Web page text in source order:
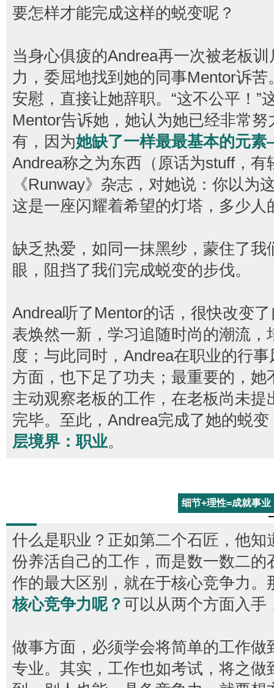
要怎样才能完成这样的蜕变呢？
当身心俱疲的Andrea再一次被老板
力，委屈地找到她的同事Mentor诉
安慰，直接让她辞职。“这不公平！”
Mentor告诉她，她认为她已经非常
有，因为她缺了一样最最基本的元
Andrea称之为东西（原话为stuff，有
《Runway》杂志，对她说：你以为
这是一座闪耀着希望的灯塔，多少人
缺乏热爱，如同一抹黑纱，蒙住了
眼，阻挡了我们完成蜕变的步伐。
Andrea听了Mentor的话，很快改变
表焕然一新，学习追随时尚的潮流
度；与此同时，Andrea在职业的行
方面，也下足了功夫；最重要的，
主动观察老板的工作，在老板尚未
完毕。至此，Andrea完成了她的蜕变
层境界：职业。
细节+理性=成就事业
什么是职业？正如第二个石匠，他
份养活自己的工作，而是数一数二
作的最大区别，就在于核心竞争力。
核心竞争力呢？ 可以从两个方面入手
做事方面，必须学会将简单的工作
专业。其实，工作也如考试，将之做